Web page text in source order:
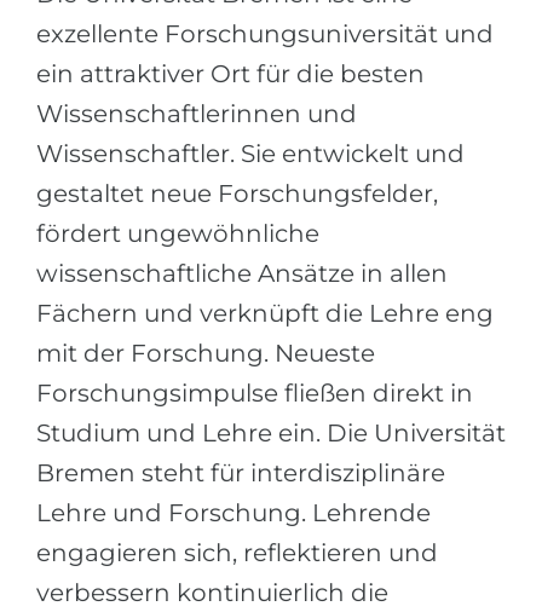
Städte
Berufe
Studienfächer
Beispiel-Stellenangebote
BERUFSORIENTIERUNG
Holland-Test
Interessenkarte-Test
RIASEC-Test
Erfolg zu
100%
Unsere Studierenden werden
BEWERBEN FÜR FACHRICHTUNG …
Medizin
Management
Anderes Fach
BEWERBEN AUS …
Russland
Ukraine
Kasachstan
Aserbaidschan
Belarus
exzellente Forschungsuniversität und
ein attraktiver Ort für die besten
Wissenschaftlerinnen und
Wissenschaftler. Sie entwickelt und
gestaltet neue Forschungsfelder,
fördert ungewöhnliche
wissenschaftliche Ansätze in allen
Fächern und verknüpft die Lehre eng
mit der Forschung. Neueste
Forschungsimpulse fließen direkt in
Studium und Lehre ein. Die Universität
Bremen steht für interdisziplinäre
Lehre und Forschung. Lehrende
engagieren sich, reflektieren und
verbessern kontinuierlich die